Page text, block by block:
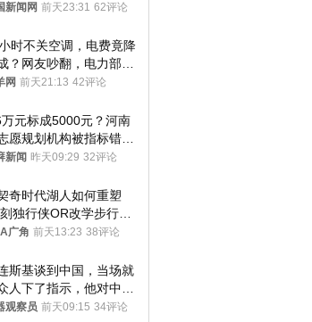
新闻网 前天23:31 62评论
时不关空调，电费竟降
？网友吵翻，电力部门
→
网 前天21:13 42评论
元标成5000元？河南
愿规划机构被指标错学
考生复读
新闻 昨天09:29 32评论
奇时代湖人如何重塑
独行侠OR改学步行
广角 前天13:23 38评论
斯基谈到中国，当场就
人下了指示，他对中国
乌关系，显然又有了新
观察员 前天09:15 34评论